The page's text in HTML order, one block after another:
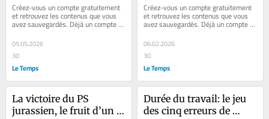
Créez-vous un compte gratuitement
et retrouvez les contenus que vous
avez sauvegardés. Déjà un compte ?
Se connecter Faites plaisir à vos...
05.05.2026
30
Le Temps
Créez-vous un compte gratuitement
et retrouvez les contenus que vous
avez sauvegardés. Déjà un compte ?
Se connecter Faites plaisir à vos...
06.02.2026
30
Le Temps
La victoire du PS
jurassien, le fruit d’un
Durée du travail: le jeu
des cinq erreurs de